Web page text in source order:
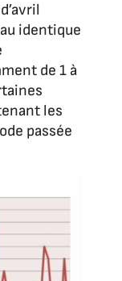
identique
de 1 à
les
passée